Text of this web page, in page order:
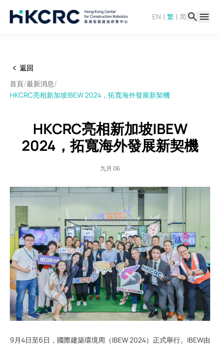
EN | 繁 | 简
返回
首頁/最新消息/
HKCRC亮相新加坡IBEW 2024，拓寬海外發展新契機
HKCRC亮相新加坡IBEW
2024，拓寬海外發展新契機
九月 06
9月4日至6日，國際建築環境周（IBEW 2024）正式舉行。IBEW由